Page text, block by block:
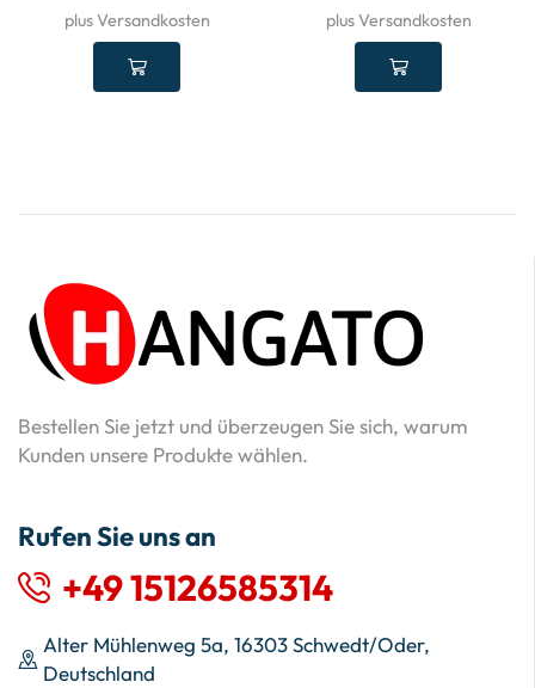
plus Versandkosten
plus Versandkosten
Bestellen Sie jetzt und überzeugen Sie sich, warum
Kunden unsere Produkte wählen.
Rufen Sie uns an
+49 15126585314
Alter Mühlenweg 5a, 16303 Schwedt/Oder,
Deutschland